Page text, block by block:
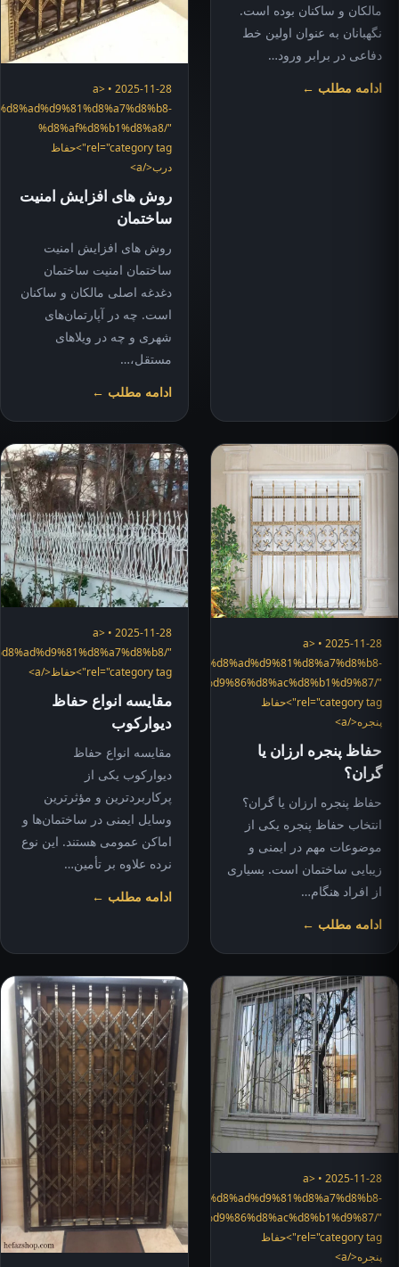
مالکان و ساکنان بوده است.
نگهبانان به عنوان اولین خط
دفاعی در برابر ورود…
ادامه مطلب ←
2025-11-28 • <a
%d8%af%d8%b1%d8%a8/"
rel="category tag">حفاظ
درب</a>
روش های افزایش امنیت
ساختمان
روش های افزایش امنیت
ساختمان امنیت ساختمان
دغدغه اصلی مالکان و ساکنان
است. چه در آپارتمان‌های
شهری و چه در ویلاهای
مستقل،…
ادامه مطلب ←
2025-11-28 • <a
hefazshop.com/category/services/%d8%ad%d9%81%d8%a7%d8%b8-
%d9%be%d9%86%d8%ac%d8%b1%d9%87/"
rel="category tag">حفاظ
پنجره</a>
حفاظ پنجره ارزان یا
گران؟
حفاظ پنجره ارزان یا گران؟
انتخاب حفاظ پنجره یکی از
موضوعات مهم در ایمنی و
زیبایی ساختمان است. بسیاری
از افراد هنگام…
ادامه مطلب ←
2025-11-28 • <a
"
rel="category tag">حفاظ</a>
مقایسه انواع حفاظ
دیوارکوب
مقایسه انواع حفاظ
دیوارکوب یکی از
پرکاربردترین و مؤثرترین
وسایل ایمنی در ساختمان‌ها و
اماکن عمومی هستند. این نوع
نرده علاوه بر تأمین…
ادامه مطلب ←
2025-11-28 • <a
hefazshop.com/category/services/%d8%ad%d9%81%d8%a7%d8%b8-
%d9%be%d9%86%d8%ac%d8%b1%d9%87/"
rel="category tag">حفاظ
پنجره</a>